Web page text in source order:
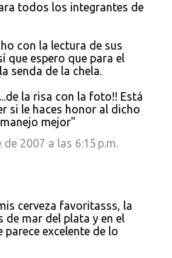
todos los integrantes de
con la lectura de sus
que espero que para el
senda de la chela.
la risa con la foto!! Está
si le haces honor al dicho
mejor"
2007 a las 6:15 p.m.
cerveza favoritasss, la
de mar del plata y en el
parece excelente de lo